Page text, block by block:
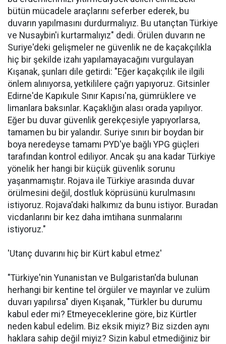
bütün mücadele araçlarını seferber ederek, bu
duvarın yapılmasını durdurmalıyız. Bu utançtan Türkiye
ve Nusaybin'i kurtarmalıyız" dedi. Örülen duvarın ne
Suriye'deki gelişmeler ne güvenlik ne de kaçakçılıkla
hiç bir şekilde izahı yapılamayacağını vurgulayan
Kışanak, şunları dile getirdi: "Eğer kaçakçılık ile ilgili
önlem alınıyorsa, yetkililere çağrı yapıyoruz. Gitsinler
Edirne'de Kapıkule Sınır Kapısı'na, gümrüklere ve
limanlara baksınlar. Kaçaklığın alası orada yapılıyor.
Eğer bu duvar güvenlik gerekçesiyle yapıyorlarsa,
tamamen bu bir yalandır. Suriye sınırı bir boydan bir
boya neredeyse tamamı PYD'ye bağlı YPG güçleri
tarafından kontrol ediliyor. Ancak şu ana kadar Türkiye
yönelik her hangi bir küçük güvenlik sorunu
yaşanmamıştır. Rojava ile Türkiye arasında duvar
örülmesini değil, dostluk köprüsünü kurulmasını
istiyoruz. Rojava'daki halkımız da bunu istiyor. Buradan
vicdanlarını bir kez daha imtihana sunmalarını
istiyoruz."
'Utanç duvarını hiç bir Kürt kabul etmez'
"Türkiye'nin Yunanistan ve Bulgaristan'da bulunan
herhangi bir kentine tel örgüler ve mayınlar ve zulüm
duvarı yapılırsa" diyen Kışanak, "Türkler bu durumu
kabul eder mi? Etmeyeceklerine göre, biz Kürtler
neden kabul edelim. Biz eksik miyiz? Biz sizden aynı
haklara sahip değil miyiz? Sizin kabul etmediğiniz bir